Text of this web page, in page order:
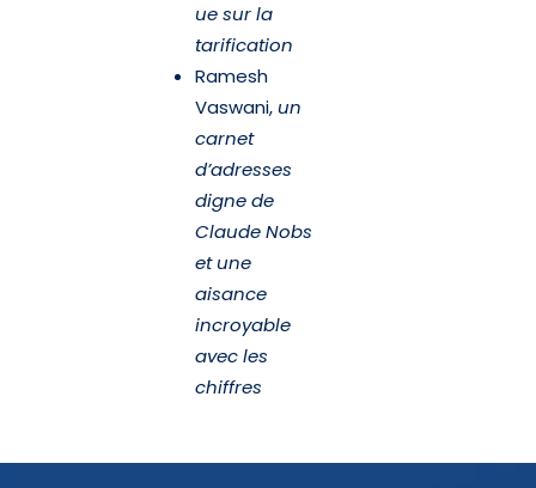
ue sur la
tarification
Ramesh
Vaswani,un
carnet
d’adresses
digne de
Claude Nobs
et une
aisance
incroyable
avec les
chiffres